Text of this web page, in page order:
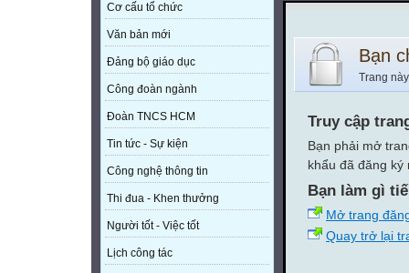
Cơ cấu tổ chức
Văn bản mới
Đảng bộ giáo dục
Công đoàn ngành
Đoàn TNCS HCM
Tin tức - Sự kiện
Công nghệ thông tin
Thi đua - Khen thưởng
Người tốt - Việc tốt
Lịch công tác
Bạn
Trang
Truy cập
Bạn phải mở
khẩu đã đăng
Bạn làm gì
Mở trang
Quay trở lại